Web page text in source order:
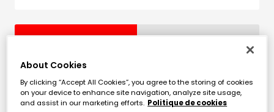
Liste Carte
1 PIECES AUTO CHEVAL-BLANC
9 chemin des Ateliers
About Cookies
By clicking “Accept All Cookies”, you agree to the storing of cookies
on your device to enhance site navigation, analyze site usage,
and assist in our marketing efforts. Politique de cookies